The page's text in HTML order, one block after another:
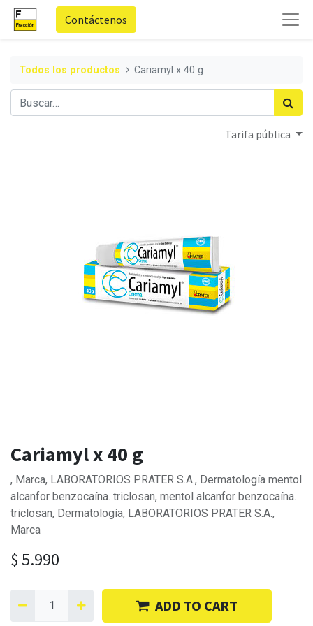
Contáctenos
Todos los productos Cariamyl x 40 g
Tarifa pública
Cariamyl x 40 g
, Marca, LABORATORIOS PRATER S.A., Dermatología mentol
alcanfor benzocaína. triclosan, mentol alcanfor benzocaína.
triclosan, Dermatología, LABORATORIOS PRATER S.A.,
Marca
$ 5.990
ADD TO CART